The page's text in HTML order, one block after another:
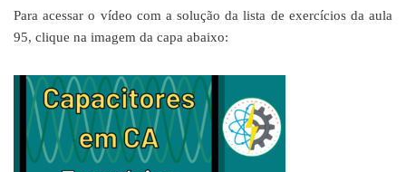
Para acessar o vídeo com a solução da lista de exercícios da aula
95, clique na imagem da capa abaixo: